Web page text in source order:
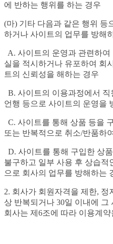
에 반하는 행위를 하는 경우
(마) 기타 다음과 같은 행위 등
하거나 사이트의 업무를 방해
A. 사이트의 운영과 관련하
실을 적시하거나 유포하여 회
트의 신뢰성을 해하는 경우
B. 사이트의 이용과정에서
언행 등으로 사이트의 운영을
C. 사이트를 통해 상품 등을
또는 반복적으로 취소/반품하
D. 사이트를 통해 구입한 상
불구하고 일부 사용 후 상습적
으로 회사의 업무를 방해하는
2. 회사가 회원자격을 제한, 정
상 반복되거나 30일 이내에
회사는 제6조에 따라 이용계